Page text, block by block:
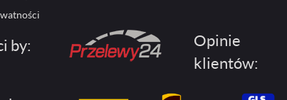
by:
Opinie
klientów: